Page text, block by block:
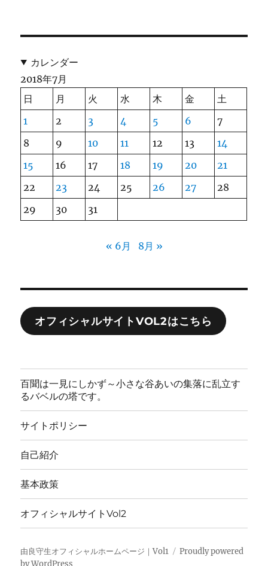
カレンダー
2018年7月
日
月 火 水 木 金
土
1
2 3 4 5 6
7
8
9 10 11 12 13
14
15
16 17 18 19 20
21
22
23 24 25 26 27
28
29
30 31
« 6月 8月 »
オフィシャルサイトVOL2はこちら
百聞は一見にしかず～小さな谷あいの集落に乱立す
るバベルの塔です。
サイトポリシー
自己紹介
基本政策
オフィシャルサイトVol2
由良守生オフィシャルホームページ｜Vol1
Proudly powered
by WordPress